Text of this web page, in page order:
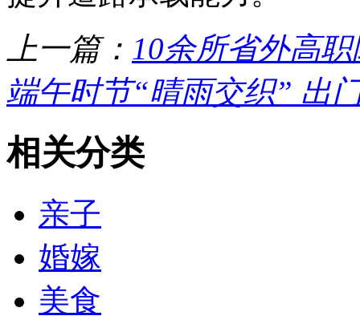
上一篇： 10余所省外高
端午时节“晴雨交织” 出
相关分类
亲子
婚嫁
美食